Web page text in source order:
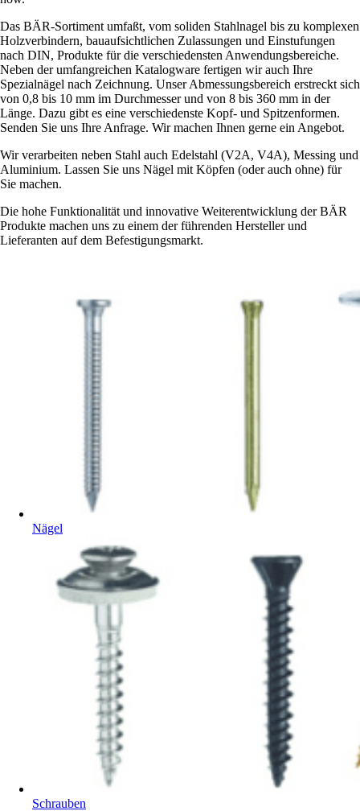
Das BÄR-Sortiment umfaßt, vom soliden Stahlnagel bis zu komplexen
Holzverbindern, bauaufsichtlichen Zulassungen und Einstufungen
nach DIN, Produkte für die verschiedensten Anwendungsbereiche.
Neben der umfangreichen Katalogware fertigen wir auch Ihre
Spezialnägel nach Zeichnung. Unser Abmessungsbereich erstreckt sich
von 0,8 bis 10 mm im Durchmesser und von 8 bis 360 mm in der
Länge. Dazu gibt es eine verschiedenste Kopf- und Spitzenformen.
Senden Sie uns Ihre Anfrage. Wir machen Ihnen gerne ein Angebot.
Wir verarbeiten neben Stahl auch Edelstahl (V2A, V4A), Messing und
Aluminium. Lassen Sie uns Nägel mit Köpfen (oder auch ohne) für
Sie machen.
Die hohe Funktionalität und innovative Weiterentwicklung der BÄR
Produkte machen uns zu einem der führenden Hersteller und
Lieferanten auf dem Befestigungsmarkt.
Nägel
Schrauben